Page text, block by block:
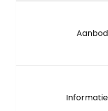
Aanbod
Informatie